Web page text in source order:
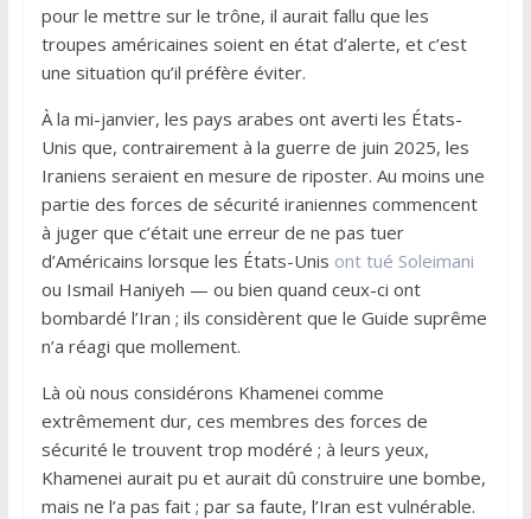
pour le mettre sur le trône, il aurait fallu que les
troupes américaines soient en état d’alerte, et c’est
une situation qu’il préfère éviter.
À la mi-janvier, les pays arabes ont averti les États-
Unis que, contrairement à la guerre de juin 2025, les
Iraniens seraient en mesure de riposter. Au moins une
partie des forces de sécurité iraniennes commencent
à juger que c’était une erreur de ne pas tuer
d’Américains lorsque les États-Unis ont tué Soleimani
ou Ismail Haniyeh — ou bien quand ceux-ci ont
bombardé l’Iran ; ils considèrent que le Guide suprême
n’a réagi que mollement.
Là où nous considérons Khamenei comme
extrêmement dur, ces membres des forces de
sécurité le trouvent trop modéré ; à leurs yeux,
Khamenei aurait pu et aurait dû construire une bombe,
mais ne l’a pas fait ; par sa faute, l’Iran est vulnérable.